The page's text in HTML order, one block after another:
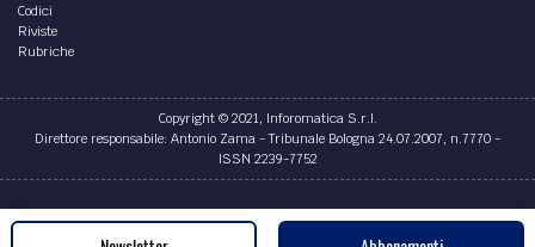
Codici
Riviste
Rubriche
Copyright © 2021, Inforomatica S.r.l.
Direttore responsabile: Antonio Zama - Tribunale Bologna 24.07.2007, n.7770 -
ISSN 2239-7752
Credits